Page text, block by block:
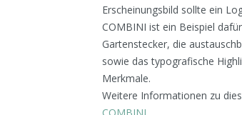
Erscheinungsbild sollte ein
COMBINI ist ein Beispiel
Gartenstecker, die
sowie das typografische
Merkmale.
Weitere Informationen zu